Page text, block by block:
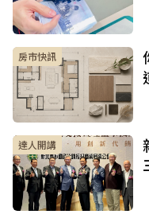
房市快訊
達人開講